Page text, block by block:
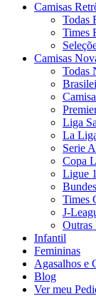
Camisas
Todas
Times
Camisas
Todas
Liga
La
Serie
Copa
Ligue
Times
J-
Outras
Infantil
Femininas
Agasalhos e
Blog
Ver meu